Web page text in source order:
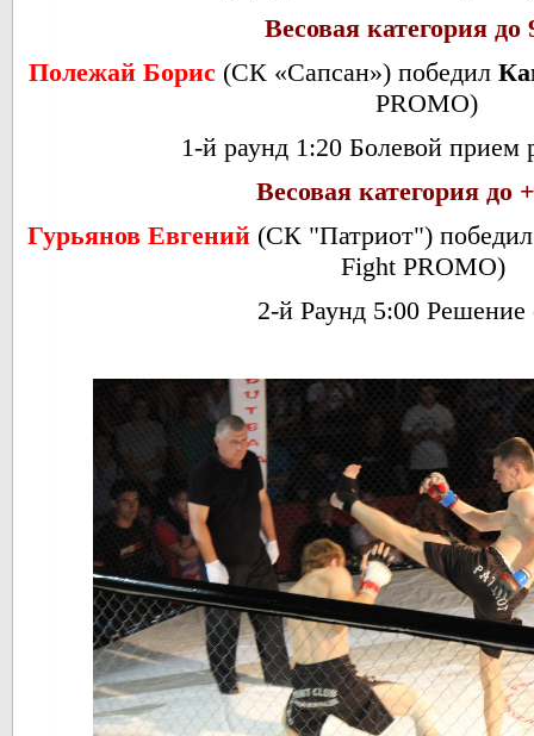
Весовая категория до
Полежай Борис (СК «Сапсан») победил
PROMO)
1-й раунд 1:20 Болевой прием
Весовая категория до
Гурьянов Евгений (СК "Патриот")
Fight PROMO)
2-й Раунд 5:00 Решение